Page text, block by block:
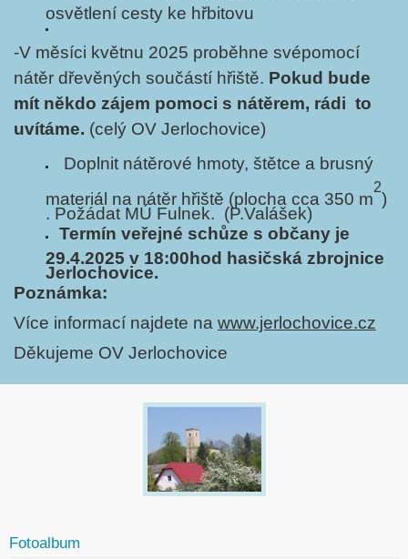
osvětlení cesty ke hřbitovu
-V měsíci květnu 2025 proběhne svépomocí
nátěr dřevěných součástí hřiště. Pokud bude
mít někdo zájem pomoci s nátěrem, rádi to
uvítáme. (celý OV Jerlochovice)
Doplnit nátěrové hmoty, štětce a brusný
materiál na nátěr hřiště (plocha cca 350 m
2
)
. Požádat MÚ Fulnek. (P.Valášek)
Termín veřejné schůze s občany je
29.4.2025 v 18:00hod hasičská zbrojnice
Jerlochovice.
Poznámka:
Více informací najdete na www.jerlochovice.cz
Děkujeme OV Jerlochovice
Fotoalbum